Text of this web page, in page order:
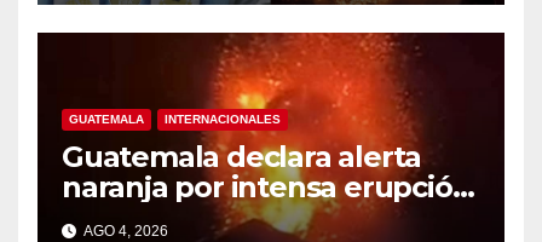
GUATEMALA INTERNACIONALES
Guatemala declara alerta
naranja por intensa erupción
del volcán de Fuego
AGO 4, 2026